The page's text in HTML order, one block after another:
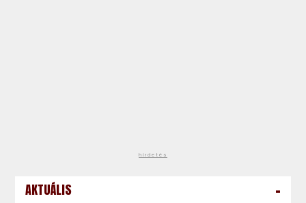
hirdetés
AKTUÁLIS -